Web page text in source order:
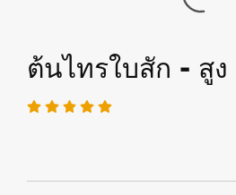
ต้นไทรใบสัก - สู